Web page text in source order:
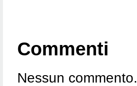
Commenti
Nessun commento.